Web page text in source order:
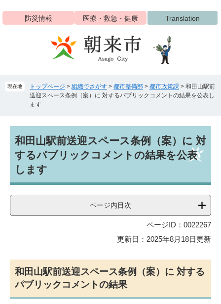
ジ
ュ
防災情報 医療・救急・健康 Translation
現在地 トップページ > 組織でさがす > 都市整備部 > 都市政策課 > 和田山駅前
送迎スペース条例（案）に 対するパブリックコメントの結果を公表し
ます
文和田山駅前送迎スペース条例（案）に 対
するパブリックコメントの結果を公表
します
ページ内目次
ページID：0022267
更新日：2025年8月18日更新
和田山駅前送迎スペース条例（案）に 対する
パブリックコメントの結果